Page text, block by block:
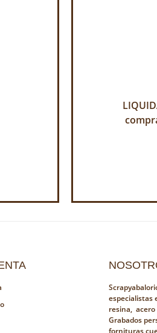
especialistas
resina, acero
Grabados